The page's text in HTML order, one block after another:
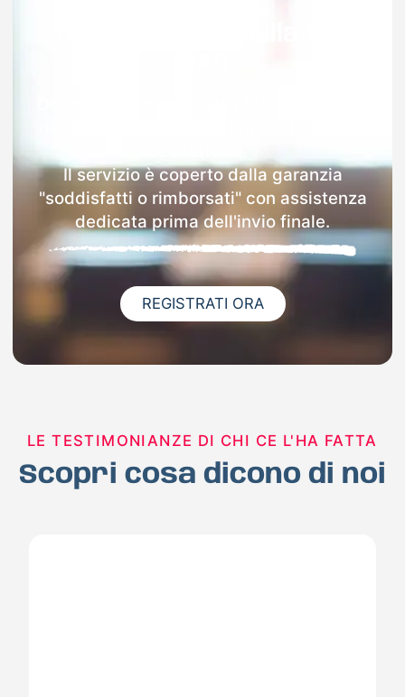
Il servizio è coperto dalla garanzia
"soddisfatti o rimborsati" con assistenza
dedicata prima dell'invio finale.
REGISTRATI ORA
LE TESTIMONIANZE DI CHI CE L'HA FATTA
Scopri cosa dicono di noi